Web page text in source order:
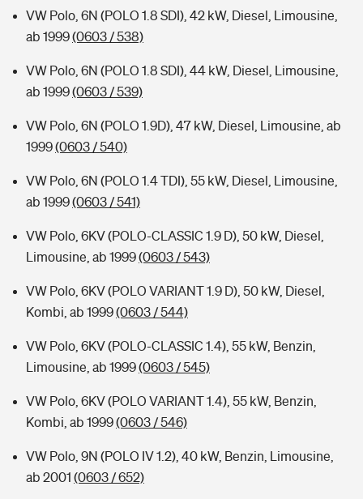
VW Polo, 6N (POLO 1.8 SDI), 42 kW, Diesel, Limousine,
ab 1999(0603 / 538)
VW Polo, 6N (POLO 1.8 SDI), 44 kW, Diesel, Limousine,
ab 1999(0603 / 539)
VW Polo, 6N (POLO 1.9D), 47 kW, Diesel, Limousine, ab
1999(0603 / 540)
VW Polo, 6N (POLO 1.4 TDI), 55 kW, Diesel, Limousine,
ab 1999(0603 / 541)
VW Polo, 6KV (POLO-CLASSIC 1.9 D), 50 kW, Diesel,
Limousine, ab 1999(0603 / 543)
VW Polo, 6KV (POLO VARIANT 1.9 D), 50 kW, Diesel,
Kombi, ab 1999(0603 / 544)
VW Polo, 6KV (POLO-CLASSIC 1.4), 55 kW, Benzin,
Limousine, ab 1999(0603 / 545)
VW Polo, 6KV (POLO VARIANT 1.4), 55 kW, Benzin,
Kombi, ab 1999(0603 / 546)
VW Polo, 9N (POLO IV 1.2), 40 kW, Benzin, Limousine,
ab 2001 (0603 / 652)